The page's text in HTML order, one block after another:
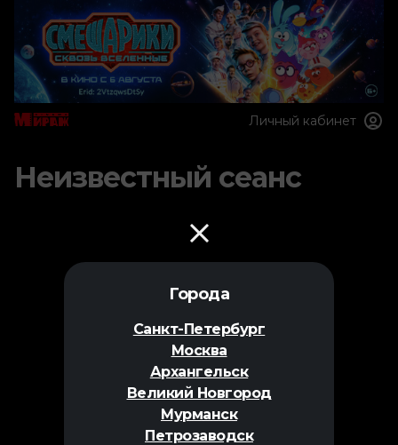
Города
Санкт-Петербург
Москва
Архангельск
Великий Новгород
Мурманск
Петрозаводск
Личный кабинет
Неизвестный сеанс